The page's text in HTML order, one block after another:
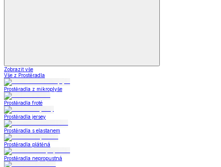
Zobrazit vše
Vše z Prostěradla
Prostěradla z mikroplyše
Prostěradla froté
Prostěradla jersey
Prostěradla s elastanem
Prostěradla plátěná
Prostěradla nepropustná